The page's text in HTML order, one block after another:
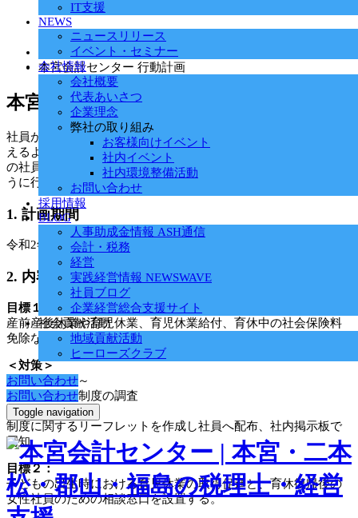
IT支援
NEWS
ニュースリリース
イベント・セミナー
会社情報
会社概要
代表あいさつ
企業理念
弊社の取り組み
お客様向けイベント
社内イベント
社内環境整備活動
お問い合わせ
採用情報
BLOG
人事助成金情報 ASH通信
会計・税務
経営
実践経営情報 NEWSWAVE
社員ブログ
企業経営総合支援サイト
社会貢献活動
地域貢献活動
ヒーローズクラブ
お問い合わせ
お問い合わせ
Toggle navigation
ホーム
本宮会計センター 行動計画
本宮会計センター 行動計画
社員が仕事と子育てを両立させることができ、継続就業者が増
えるよう、妊娠･出産･復職時における支援に取り組み、すべて
の社員がその能力を十分に発揮できるようにするため、次のよ
うに行動計画を策定する。
1. 計画期間
令和2年4月1日～令和5年3月31日までの3年間
2. 内容
目標１：
産前産後休業や育児休業、育児休業給付、育休中の社会保険料
免除など制度の周知や情報提供を行う。
＜対策＞
● 令和2年4月～
法に基づく諸制度の調査
● 令和2年4月～
制度に関するリーフレットを作成し社員へ配布、社内掲示板で
周知
目標２：
子どもの出生時における育児休業の取得促進と、育休復帰後の
女性社員のための相談窓口を設置する。